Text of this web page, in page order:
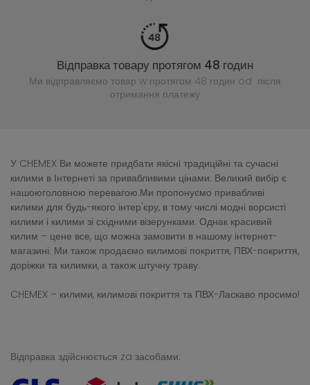
Відправка товару протягом 48 годин
Ми відправляємо товар w протягом 48 годин od після
отримання платежу
У CHEMEX Ви можете придбати якісні традиційні та сучасні
килими в Інтернеті за привабливими цінами. Великий вибір є
нашоюголовною перевагою.Ми пропонуємо привабливі
килими для будь-якого інтер'єру, в тому числі модні ворсисті
килими і килими зі східними візерунками. Однак красивий
килим – цене все, що можна замовити в нашому інтернет-
магазині. Ми також продаємо килимові покриття, ПВХ-покриття,
доріжки та килимки, а також штучну траву.
CHEMEX – килими, килимові покриття та ПВХ-Ласкаво просимо!
Відправка здійснюється za засобами: